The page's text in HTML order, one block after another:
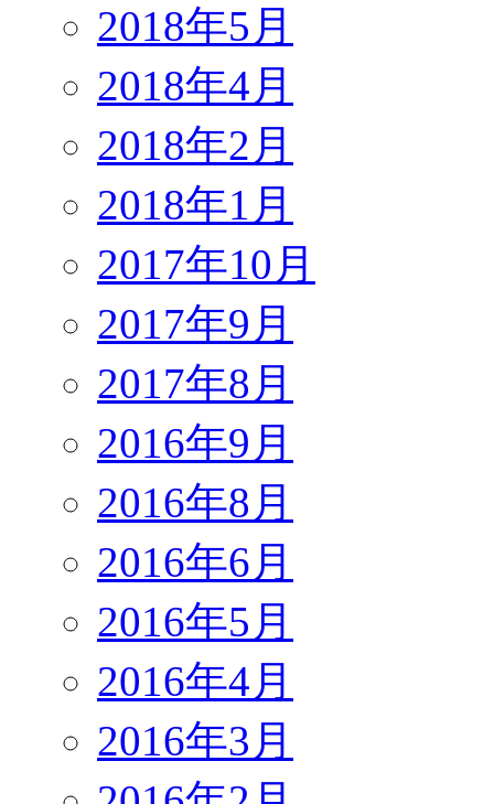
2018年5月
2018年4月
2018年2月
2018年1月
2017年10月
2017年9月
2017年8月
2016年9月
2016年8月
2016年6月
2016年5月
2016年4月
2016年3月